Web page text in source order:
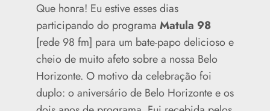
Que honra! Eu estive esses dias
participando do programa Matula 98
[rede 98 fm] para um bate-papo delicioso e
cheio de muito afeto sobre a nossa Belo
Horizonte. O motivo da celebração foi
duplo: o aniversário de Belo Horizonte e os